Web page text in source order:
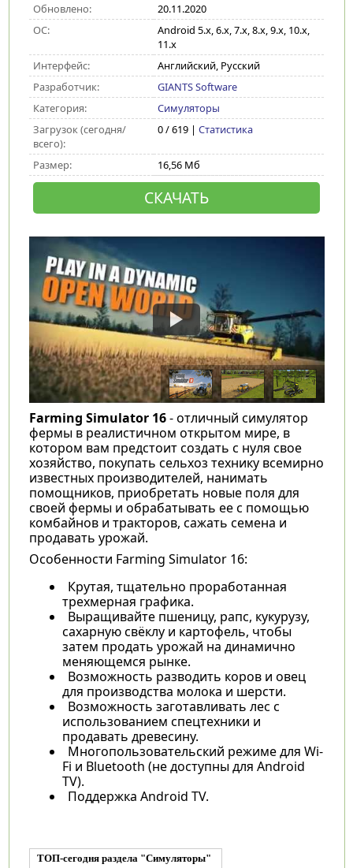
Обновлено:
20.11.2020
ОС:
Android 5.x, 6.x, 7.x, 8.x, 9.x, 10.x,
11.x
Интерфейс:
Английский, Русский
Разработчик:
GIANTS Software
Категория:
Симуляторы
Загрузок (сегодня/
всего):
0 / 619 | Статистика
Размер: 16,56 Мб
СКАЧАТЬ
Farming Simulator 16- отличный симулятор
фермы в реалистичном открытом мире, в
котором вам предстоит создать с нуля свое
хозяйство, покупать сельхоз технику всемирно
известных производителей, нанимать
помощников, приобретать новые поля для
своей фермы и обрабатывать ее с помощью
комбайнов и тракторов, сажать семена и
продавать урожай.
Особенности Farming Simulator 16:
Крутая, тщательно проработанная
трехмерная графика.
Выращивайте пшеницу, рапс, кукурузу,
сахарную свёклу и картофель, чтобы
затем продать урожай на динамично
меняющемся рынке.
Возможность разводить коров и овец
для производства молока и шерсти.
Возможность заготавливать лес с
использованием спецтехники и
продавать древесину.
Многопользовательский режиме для Wi-
Fi и Bluetooth (не доступны для Android
TV).
Поддержка Android TV.
ТОП-сегодня раздела "Симуляторы"